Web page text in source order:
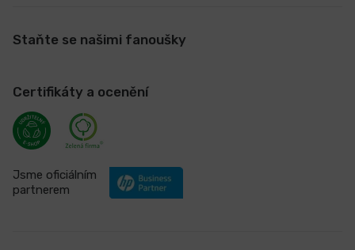
Staňte se našimi fanoušky
Certifikáty a ocenění
Jsme oficiálním
partnerem